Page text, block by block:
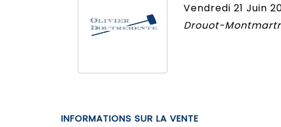
Vendredi 21 Juin
Drouot-
INFORMATIONS SUR LA VENTE